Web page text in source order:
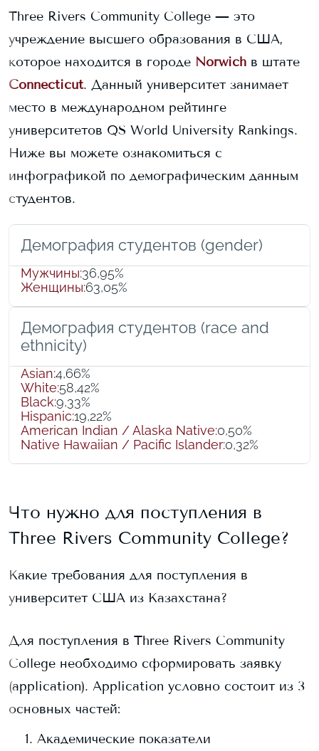
Three Rivers Community College — это
учреждение высшего образования в США,
которое находится в городе Norwich в штате
Connecticut. Данный университет занимает
место в международном рейтинге
университетов QS World University Rankings.
Ниже вы можете ознакомиться с
инфографикой по демографическим данным
студентов.
Демография студентов (gender)
Мужчины:36,95%
Женщины:63,05%
Демография студентов (race and
ethnicity)
Asian:4,66%
White:58,42%
Black:9,33%
Hispanic:19,22%
American Indian / Alaska Native:0,50%
Native Hawaiian / Pacific Islander:0,32%
Что нужно для поступления в
Three Rivers Community College?
Какие требования для поступления в
университет США из Казахстана?
Для поступления в Three Rivers Community
College необходимо сформировать заявку
(application). Application условно состоит из 3
основных частей:
Академические показатели